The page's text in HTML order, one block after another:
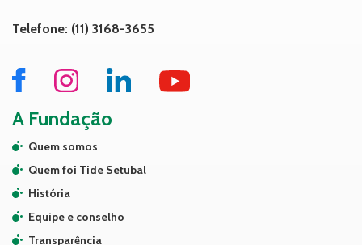
Telefone: (11) 3168-3655
A Fundação
Quem somos
Quem foi Tide Setubal
História
Equipe e conselho
Transparência